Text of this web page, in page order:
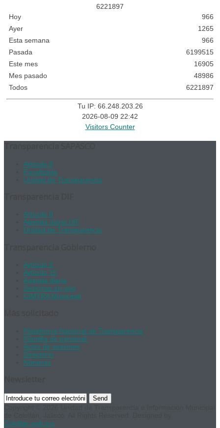
6221897
Hoy
Ayer
Esta semana
Pasada
Este mes
Mes pasado
Todos
966
1265
966
6199515
16905
48986
6221897
Tu IP: 66.248.203.26
2026-08-09 22:42
Visitors Counter
Artículo 8
Focalizada
Unidad de Transparencia
Artículo 8
Agenda diaria DIF
Unidad de Transparencia
Artículo 8
Artículo 15
Agenda diaria
Sesiones en vivo
CIMTRA Municipal
Plataforma Nacional de Transparencia
Plantilla de personal
Actas de sesiones
Directorio
Nominas
Send
Colotlan.gob.mx